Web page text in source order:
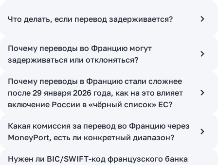
Что делать, если перевод задерживается?
Почему переводы во Францию могут
задерживаться или отклоняться?
Почему переводы в Францию стали сложнее
после 29 января 2026 года, как на это влияет
включение России в «чёрный список» ЕС?
Какая комиссия за перевод во Францию через
MoneyPort, есть ли конкретный диапазон?
Нужен ли BIC/SWIFT-код французского банка